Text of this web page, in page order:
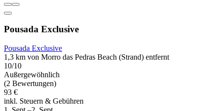
Pousada Exclusive
Pousada Exclusive
1,3 km von Morro das Pedras Beach (Strand) entfernt
10/10
Außergewöhnlich
(2 Bewertungen)
93 €
inkl. Steuern & Gebühren